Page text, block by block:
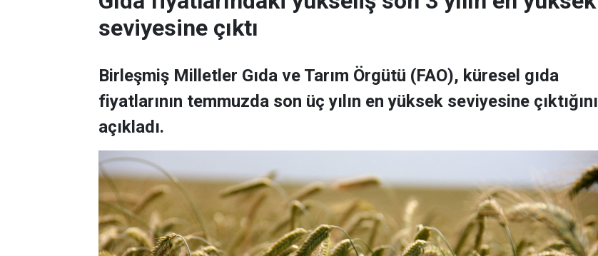
seviyesine çıktı
Birleşmiş Milletler Gıda ve Tarım Örgütü (FAO), küresel gıda
fiyatlarının temmuzda son üç yılın en yüksek seviyesine çıktığını
açıkladı.